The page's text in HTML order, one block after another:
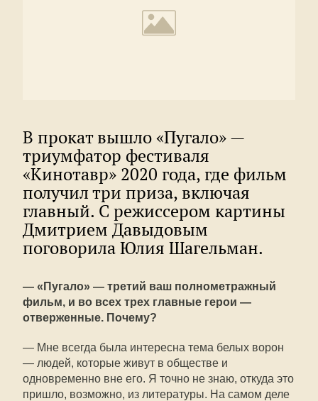
В прокат вышло «Пугало» —
триумфатор фестиваля
«Кинотавр» 2020 года, где фильм
получил три приза, включая
главный. С режиссером картины
Дмитрием Давыдовым
поговорила Юлия Шагельман.
— «Пугало» — третий ваш полнометражный
фильм, и во всех трех главные герои —
отверженные. Почему?
— Мне всегда была интересна тема белых ворон
— людей, которые живут в обществе и
одновременно вне его. Я точно не знаю, откуда это
пришло, возможно, из литературы. На самом деле